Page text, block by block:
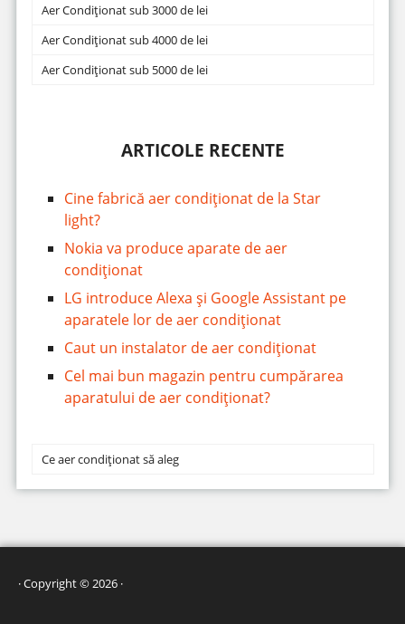
Aer Condiționat sub 3000 de lei
Aer Condiționat sub 4000 de lei
Aer Condiționat sub 5000 de lei
ARTICOLE RECENTE
Cine fabrică aer condiționat de la Star
light?
Nokia va produce aparate de aer
condiționat
LG introduce Alexa și Google Assistant pe
aparatele lor de aer condiționat
Caut un instalator de aer condiționat
Cel mai bun magazin pentru cumpărarea
aparatului de aer condiționat?
Ce aer condiționat să aleg
· Copyright © 2026 ·